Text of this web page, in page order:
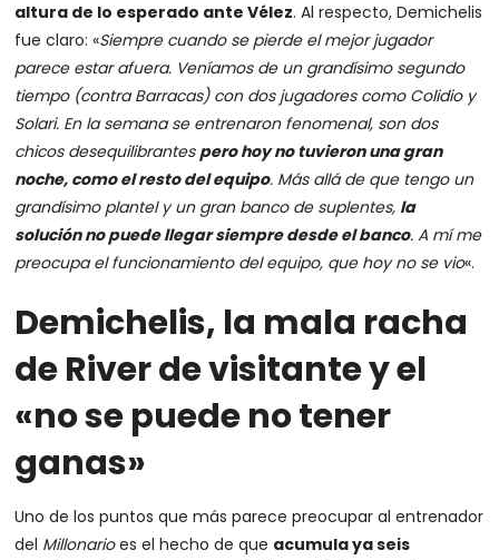
altura de lo esperado ante Vélez. Al respecto, Demichelis
fue claro: «Siempre cuando se pierde el mejor jugador
parece estar afuera. Veníamos de un grandísimo segundo
tiempo (contra Barracas) con dos jugadores como Colidio y
Solari. En la semana se entrenaron fenomenal, son dos
chicos desequilibrantespero hoy no tuvieron una gran
noche, como el resto del equipo. Más allá de que tengo un
grandísimo plantel y un gran banco de suplentes, la
solución no puede llegar siempre desde el banco. A mí me
preocupa el funcionamiento del equipo, que hoy no se vio«.
Demichelis, la mala racha
de River de visitante y el
«no se puede no tener
ganas»
Uno de los puntos que más parece preocupar al entrenador
del Millonarioes el hecho de que acumula ya seis